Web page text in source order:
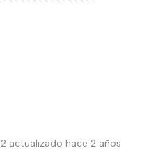
actualizado hace 2 años